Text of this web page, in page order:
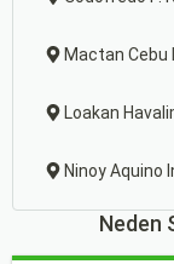
Mactan Cebu
Loakan
Ninoy Aquino
Neden